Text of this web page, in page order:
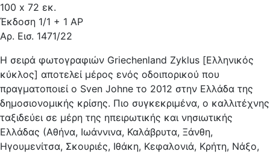
100 x 72 εκ.
Έκδοση 1/1 + 1 ΑΡ
Αρ. Εισ. 1471/22
Η σειρά φωτογραφιών Griechenland Zyklus [Ελληνικός
κύκλος] αποτελεί μέρος ενός οδοιπορικού που
πραγματοποιεί ο Sven Johne το 2012 στην Ελλάδα της
δημοσιονομικής κρίσης. Πιο συγκεκριμένα, ο καλλιτέχνης
ταξιδεύει σε μέρη της ηπειρωτικής και νησιωτικής
Ελλάδας (Αθήνα, Ιωάννινα, Καλάβρυτα, Ξάνθη,
Ηγουμενίτσα, Σκουριές, Ιθάκη, Κεφαλονιά, Κρήτη, Νάξο,